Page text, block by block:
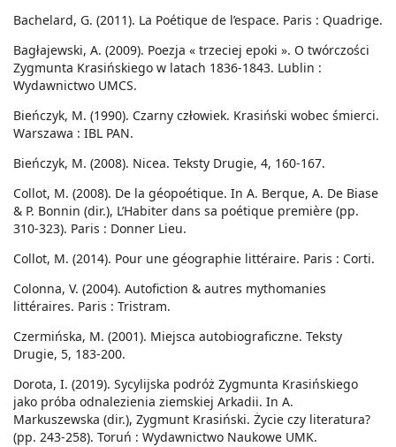
Bachelard, G. (2011). La Poétique de l’espace. Paris : Quadrige.
Bagłajewski, A. (2009). Poezja « trzeciej epoki ». O twórczości
Zygmunta Krasińskiego w latach 1836-1843. Lublin :
Wydawnictwo UMCS.
Bieńczyk, M. (1990). Czarny człowiek. Krasiński wobec śmierci.
Warszawa : IBL PAN.
Bieńczyk, M. (2008). Nicea. Teksty Drugie, 4, 160-167.
Collot, M. (2008). De la géopoétique. In A. Berque, A. De Biase
& P. Bonnin (dir.), L’Habiter dans sa poétique première (pp.
310-323). Paris : Donner Lieu.
Collot, M. (2014). Pour une géographie littéraire. Paris : Corti.
Colonna, V. (2004). Autofiction & autres mythomanies
littéraires. Paris : Tristram.
Czermińska, M. (2001). Miejsca autobiograficzne. Teksty
Drugie, 5, 183-200.
Dorota, I. (2019). Sycylijska podróż Zygmunta Krasińskiego
jako próba odnalezienia ziemskiej Arkadii. In A.
Markuszewska (dir.), Zygmunt Krasiński. Życie czy literatura?
(pp. 243-258). Toruń : Wydawnictwo Naukowe UMK.